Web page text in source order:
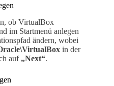
ob VirtualBox
im Startmenü anlegen
ändern, wobei
in der
auf „Next“.